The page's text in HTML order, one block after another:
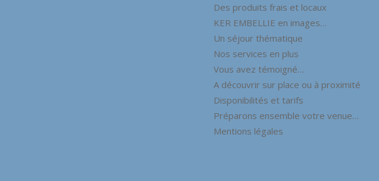
Des produits frais et locaux
KER EMBELLIE en images…
Un séjour thématique
Nos services en plus
Vous avez témoigné…
A découvrir sur place ou à proximité
Disponibilités et tarifs
Préparons ensemble votre venue…
Mentions légales